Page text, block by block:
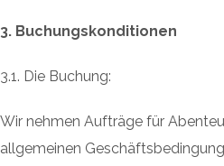
3. Buchungskonditionen
3.1. Die Buchung:
Wir nehmen Aufträge für
allgemeinen